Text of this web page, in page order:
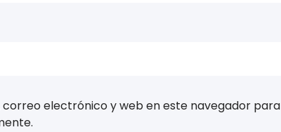
electrónico y web en este navegador para